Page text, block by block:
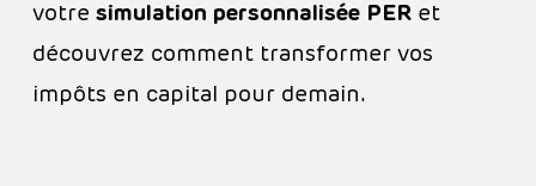
votre simulation personnalisée PERet
découvrez comment transformer vos
impôts en capital pour demain.